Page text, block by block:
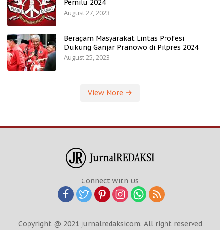
Pemilu 2024
August 27, 2023
Beragam Masyarakat Lintas Profesi
Dukung Ganjar Pranowo di Pilpres 2024
August 25, 2023
View More
Connect With Us
Copyright @ 2021 jurnalredaksicom. All right reserved